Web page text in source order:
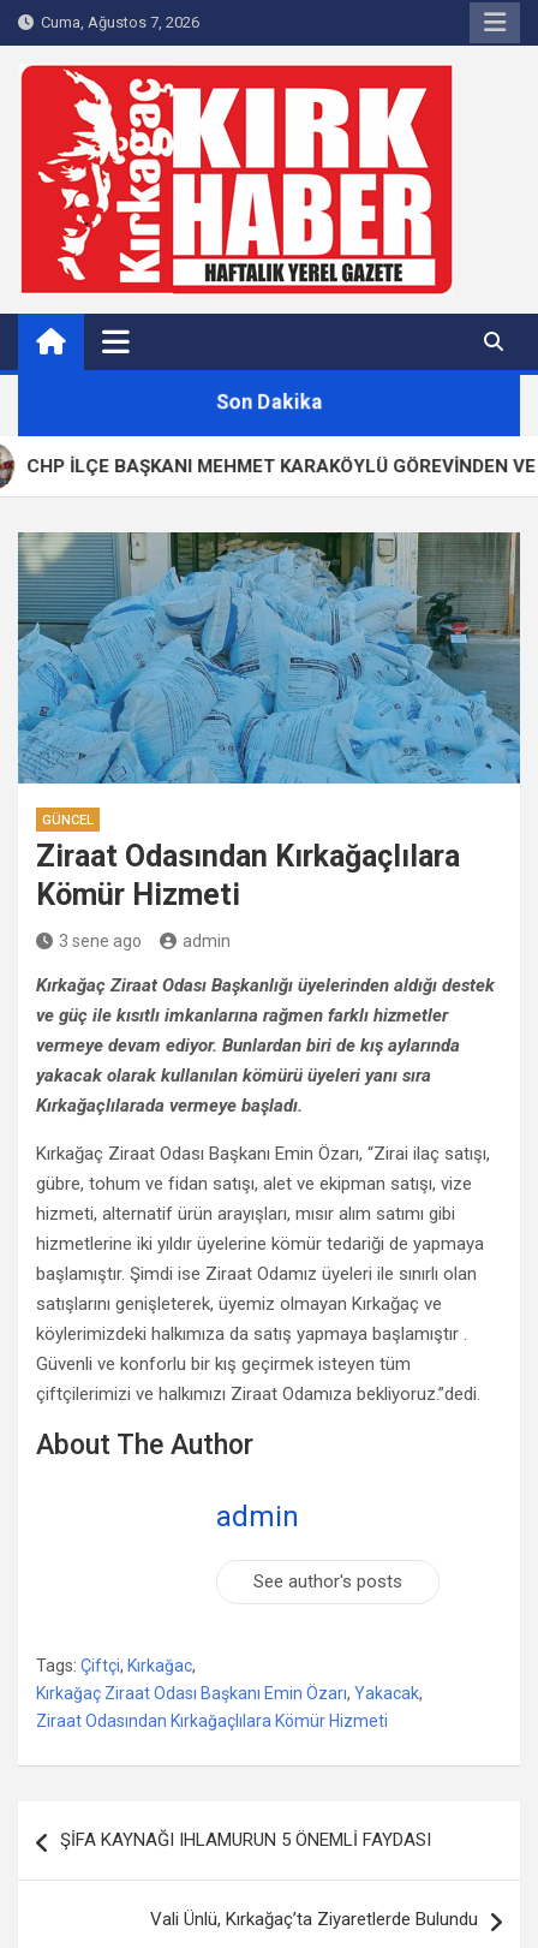
Skip
to
content
Cuma, Ağustos 7, 2026
Kırkağaç 40Haber
Kırkağaç'ın Yerel Haber Sitesi
Son Dakika
BAŞKANI MEHMET KARAKÖYLÜ GÖREVİNDEN VE
GÜNCEL
Ziraat Odasından Kırkağaçlılara
Kömür Hizmeti
3 sene ago admin
Kırkağaç Ziraat Odası Başkanlığı üyelerinden aldığı destek
ve güç ile kısıtlı imkanlarına rağmen farklı hizmetler
vermeye devam ediyor. Bunlardan biri de kış aylarında
yakacak olarak kullanılan kömürü üyeleri yanı sıra
Kırkağaçlılarada vermeye başladı.
Kırkağaç Ziraat Odası Başkanı Emin Özarı, “Zirai ilaç satışı,
gübre, tohum ve fidan satışı, alet ve ekipman satışı, vize
hizmeti, alternatif ürün arayışları, mısır alım satımı gibi
hizmetlerine iki yıldır üyelerine kömür tedariği de yapmaya
başlamıştır. Şimdi ise Ziraat Odamız üyeleri ile sınırlı olan
satışlarını genişleterek, üyemiz olmayan Kırkağaç ve
köylerimizdeki halkımıza da satış yapmaya başlamıştır .
Güvenli ve konforlu bir kış geçirmek isteyen tüm
çiftçilerimizi ve halkımızı Ziraat Odamıza bekliyoruz.”dedi.
About The Author
admin
See author's posts
Tags: Çiftçi, Kırkağac,
Kırkağaç Ziraat Odası Başkanı Emin Özarı, Yakacak,
Ziraat Odasından Kırkağaçlılara Kömür Hizmeti
dolaşımı
ŞİFA KAYNAĞI IHLAMURUN 5 ÖNEMLİ FAYDASI
Vali Ünlü, Kırkağaç’ta Ziyaretlerde Bulundu